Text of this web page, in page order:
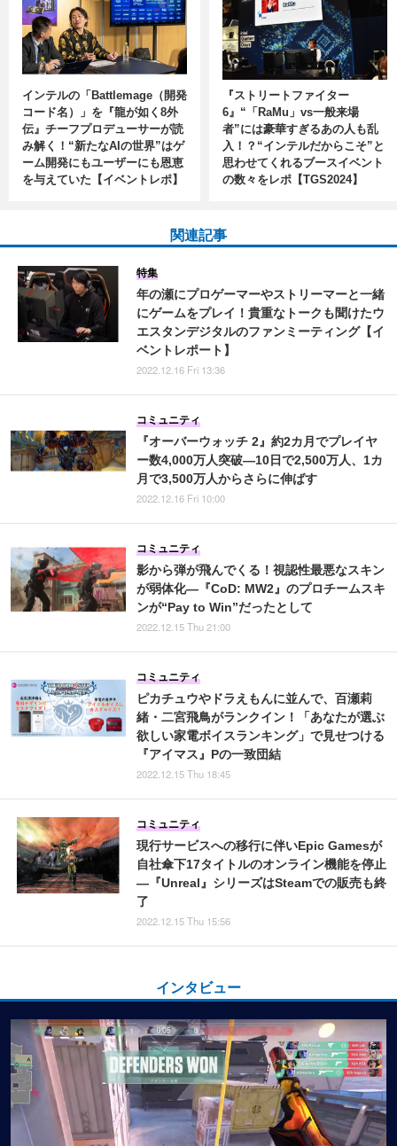
インテルの「Battlemage（開発
コード名）」を『龍が如く8外
伝』チーフプロデューサーが読
み解く！“新たなAIの世界”はゲ
ーム開発にもユーザーにも恩恵
を与えていた【イベントレポ】
『ストリートファイター
6』“「RaMu」vs一般来場
者”には豪華すぎるあの人も乱
入！？“インテルだからこそ”と
思わせてくれるブースイベント
の数々をレポ【TGS2024】
関連記事
年の瀬にプロゲーマーやストリーマーと一緒
にゲームをプレイ！貴重なトークも聞けたウ
エスタンデジタルのファンミーティング【イ
ベントレポート】
特集
2022.12.16 Fri 13:36
『オーバーウォッチ 2』約2カ月でプレイヤ
ー数4,000万人突破―10日で2,500万人、1カ
月で3,500万人からさらに伸ばす
コミュニティ
2022.12.16 Fri 10:00
影から弾が飛んでくる！視認性最悪なスキン
が弱体化―『CoD: MW2』のプロチームスキ
ンが“Pay to Win”だったとして
コミュニティ
2022.12.15 Thu 21:00
ピカチュウやドラえもんに並んで、百瀬莉
緒・二宮飛鳥がランクイン！「あなたが選ぶ
欲しい家電ボイスランキング」で見せつける
『アイマス』Pの一致団結
コミュニティ
2022.12.15 Thu 18:45
現行サービスへの移行に伴いEpic Gamesが
自社傘下17タイトルのオンライン機能を停止
―『Unreal』シリーズはSteamでの販売も終
了
コミュニティ
2022.12.15 Thu 15:56
インタビュー